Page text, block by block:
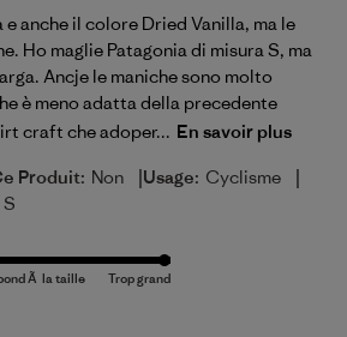
e anche il colore Dried Vanilla, ma le
Ho maglie Patagonia di misura S, ma
Ancje le maniche sono molto
è meno adatta della precedente
craft che adoper... En savoir plus
Produit: Non |Usage: Cyclisme |
S